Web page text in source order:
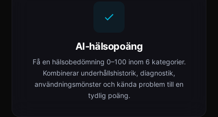
AI-hälsopoäng
Få en hälsobedömning 0–100 inom 6 kategorier.
Kombinerar underhållshistorik, diagnostik,
användningsmönster och kända problem till en
tydlig poäng.